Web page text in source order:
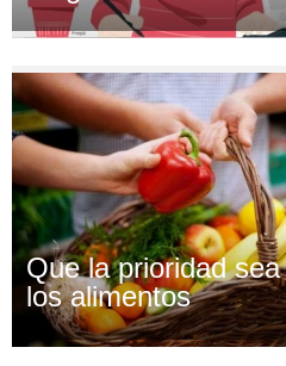
Que la prioridad
los alimentos